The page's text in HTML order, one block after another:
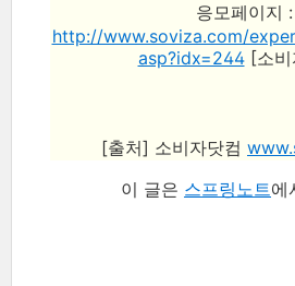
응모페이지 :
http://www.soviza.com/
asp?idx=244[소비
[출처] 소비자닷컴
이 글은 스프링노트에